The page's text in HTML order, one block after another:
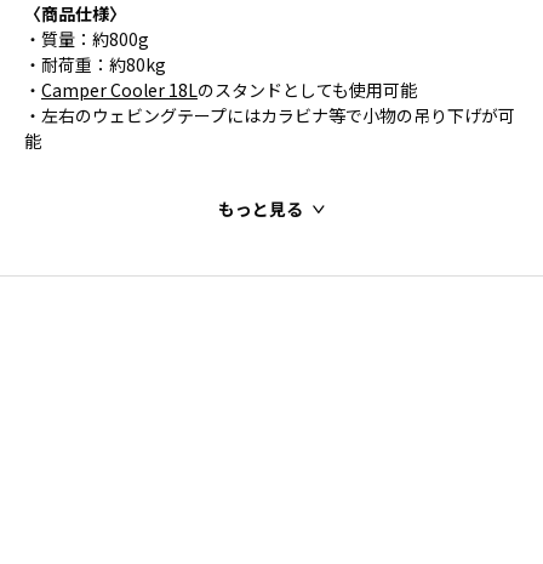
〈商品仕様〉
・質量：約800g
・耐荷重：約80kg
・ Camper Cooler 18Lのスタンドとしても使用可能
・左右のウェビングテープにはカラビナ等で小物の吊り下げが可
能
もっと見る